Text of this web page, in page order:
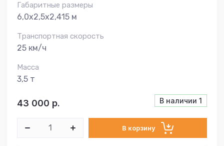
Габаритные размеры
6,0х2,5х2,415 м
Транспортная скорость
25 км/ч
Масса
3,5 т
В наличии 1
43 000 р.
В корзину